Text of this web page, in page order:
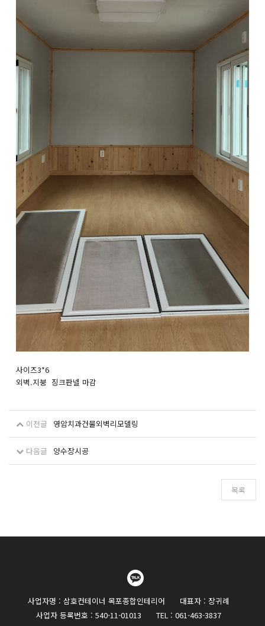
사이즈3*6
외벽.지붕 징크판넬 마감
이전글 영암치과건물외벽리모델링
다음글 양수장시공
목록
사업자명 : 삼호컨테이너 목포종합인테리어
대표자 : 장귀례
사업자 등록번호 : 540-11-01013
TEL : 061-463-3837